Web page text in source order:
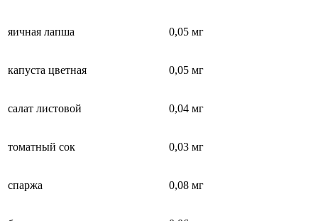
яичная лапша 0,05 мг
капуста цветная 0,05 мг
салат листовой 0,04 мг
томатный сок 0,03 мг
спаржа 0,08 мг